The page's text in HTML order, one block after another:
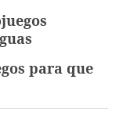
para que